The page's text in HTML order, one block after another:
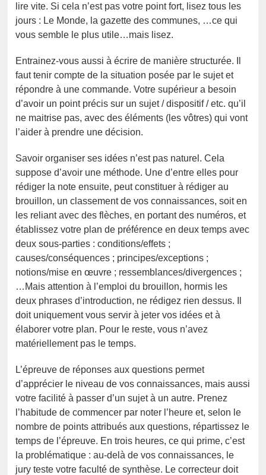
lire vite. Si cela n’est pas votre point fort, lisez tous les
jours : Le Monde, la gazette des communes, …ce qui
vous semble le plus utile…mais lisez.
Entrainez-vous aussi à écrire de manière structurée. Il
faut tenir compte de la situation posée par le sujet et
répondre à une commande. Votre supérieur a besoin
d’avoir un point précis sur un sujet / dispositif / etc. qu’il
ne maitrise pas, avec des éléments (les vôtres) qui vont
l’aider à prendre une décision.
Savoir organiser ses idées n’est pas naturel. Cela
suppose d’avoir une méthode. Une d’entre elles pour
rédiger la note ensuite, peut constituer à rédiger au
brouillon, un classement de vos connaissances, soit en
les reliant avec des flèches, en portant des numéros, et
établissez votre plan de préférence en deux temps avec
deux sous-parties : conditions/effets ;
causes/conséquences ; principes/exceptions ;
notions/mise en œuvre ; ressemblances/divergences ;
…Mais attention à l’emploi du brouillon, hormis les
deux phrases d’introduction, ne rédigez rien dessus. Il
doit uniquement vous servir à jeter vos idées et à
élaborer votre plan. Pour le reste, vous n’avez
matériellement pas le temps.
L’épreuve de réponses aux questions permet
d’apprécier le niveau de vos connaissances, mais aussi
votre facilité à passer d’un sujet à un autre. Prenez
l’habitude de commencer par noter l’heure et, selon le
nombre de points attribués aux questions, répartissez le
temps de l’épreuve. En trois heures, ce qui prime, c’est
la problématique : au-delà de vos connaissances, le
jury teste votre faculté de synthèse. Le correcteur doit